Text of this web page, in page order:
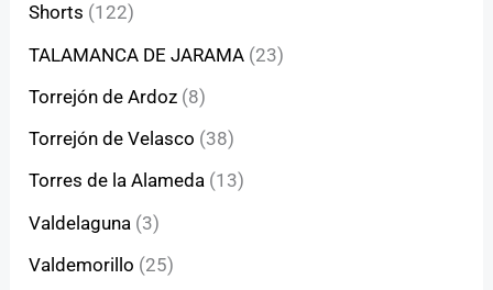
Shorts (122)
TALAMANCA DE JARAMA (23)
Torrejón de Ardoz (8)
Torrejón de Velasco (38)
Torres de la Alameda (13)
Valdelaguna (3)
Valdemorillo (25)